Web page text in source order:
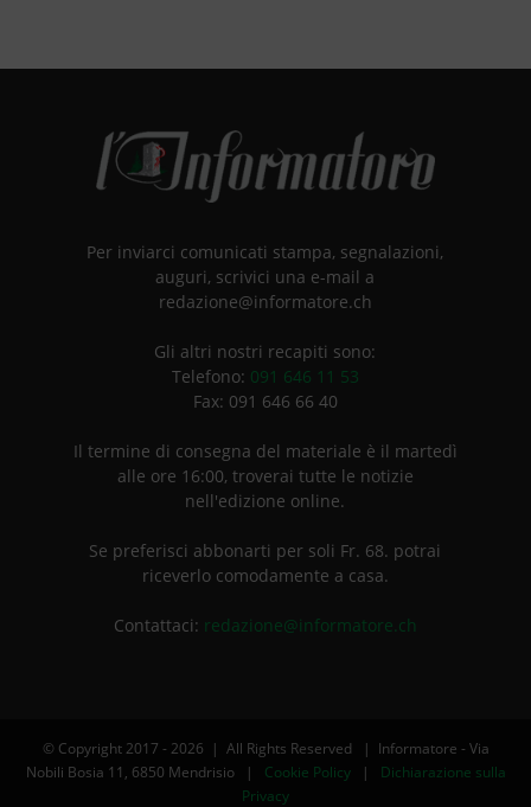
Per inviarci comunicati stampa, segnalazioni,
auguri, scrivici una e-mail a
redazione@informatore.ch
Gli altri nostri recapiti sono:
Telefono: 091 646 11 53
Fax: 091 646 66 40
Il termine di consegna del materiale è il martedì
alle ore 16:00, troverai tutte le notizie
nell'edizione online.
Se preferisci abbonarti per soli Fr. 68. potrai
riceverlo comodamente a casa.
Contattaci: redazione@informatore.ch
© Copyright 2017 - 2026 | All Rights Reserved | Informatore - Via
Nobili Bosia 11, 6850 Mendrisio | Cookie Policy| Dichiarazione sulla
Privacy